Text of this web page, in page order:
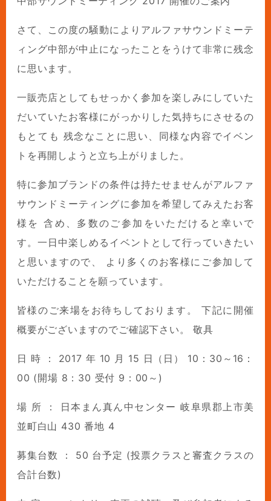
さて、この度の騒動によりアルファサウンドミーテ
ィング中部が中止になったことをうけて非常に残念
に思います。
一販売店としてもせっかく参加を楽しみにしていた
だいていたお客様にがっかりした気持ちにさせるの
もとても 残念なことに思い、同様な内容でイベン
トを再開しようと立ち上がりました。
特に参加ブランドの条件は持たせませんがアルファ
サウンドミーティングに参加を希望してみえたお客
様を 含め、多数のご参加をいただけると幸いで
す。一日中楽しめるイベントとして行っていきたい
と思いますので、 より多くのお客様にご参加して
いただけることを願っています。
皆様のご来場をお待ちしております。 下記に開催
概要がございますのでご確認下さい。 敬具
日 時 ： 2017 年 10 月 15 日（日） 10：30～16：
00 (開場 8：30 受付 9：00～)
場 所 ： 日本まん真ん中センター 岐阜県郡上市美
並町白山 430 番地 4
募集台数 ： 50 台予定 (投票クラスと審査クラスの
合計台数)